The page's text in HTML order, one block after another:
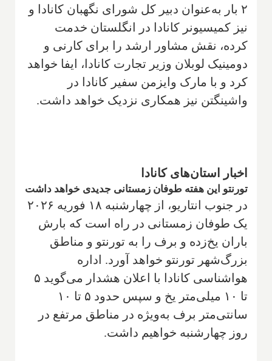
۲ بار به‌عنوان دبیر کل شورای نگهبان کانادا و
نیز کمیسیونر کانادا در انگلستان خدمت
کرده، نقش مشاور ارشد را برای کارنی و
دومینیک لوبلان وزیر تجارت کانادا، ایفا خواهد
کرد و با مارک وایزمن سفیر کانادا در
واشینگتن نیز همکاری نزدیک خواهد داشت.
اخبار استان‌های کانادا
تورنتو این هفته طوفان زمستانی جدیدی خواهد داشت
در جنوب انتاریو، از چهارشنبه ۱۸ فوریه ۲۰۲۶
یک طوفان زمستانی در راه است که بارش
باران یخ‌زده و برف را به تورنتو و مناطق
بزرگ‌شهر تورنتو خواهد آورد. اداره
هواشناسی کانادا با اعلان هشدار می‌گوید ۵
تا ۱۰ میلی‌متر یخ و سپس حدود ۵ تا ۱۰
سانتی‌متر برف به‌ویژه در مناطق مرتفع در
روز چهارشنبه خواهیم داشت.